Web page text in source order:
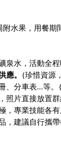
附水果，用餐期
泉水，活動全
應。 {珍惜資源
、分車表...等。
照片直接放置
，專業技能各
，建議自行攜